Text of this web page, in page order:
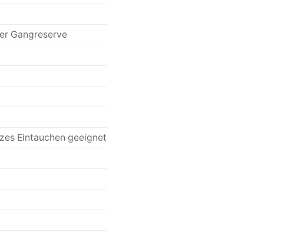
Gangreserve
Eintauchen geeignet